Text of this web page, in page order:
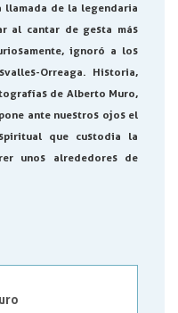
llamada de la legendaria
al cantar de gesta más
ignoró a los
Orreaga. Historia,
de Alberto Muro,
ante nuestros ojos el
que custodia la
unos alrededores de